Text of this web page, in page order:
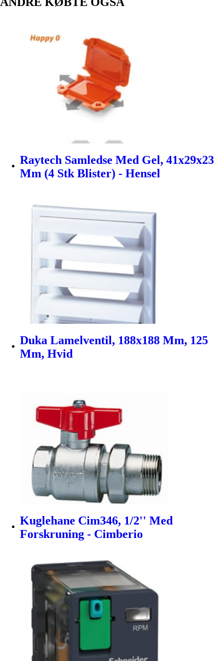
Raytech Samledse Med Gel, 41x29x23
Mm (4 Stk Blister) - Hensel
Duka Lamelventil, 188x188 Mm, 125
Mm, Hvid
Kuglehane Cim346, 1/2'' Med
Forskruning - Cimberio